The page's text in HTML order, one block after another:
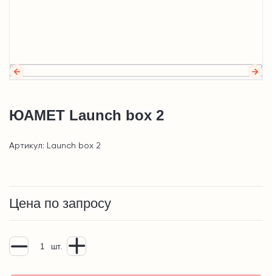
ЮАМЕТ Launch box 2
Артикул: Launch box 2
Цена по запросу
шт.